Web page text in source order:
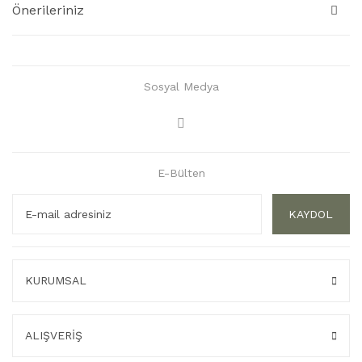
Önerileriniz
Sosyal Medya
E-Bülten
KAYDOL
KURUMSAL
ALIŞVERİŞ